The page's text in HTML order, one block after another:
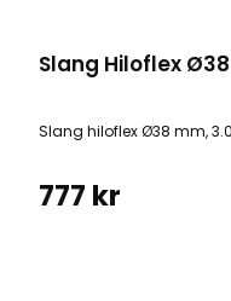
Slang Hiloflex
Slang hiloflex Ø38 mm,
777 kr